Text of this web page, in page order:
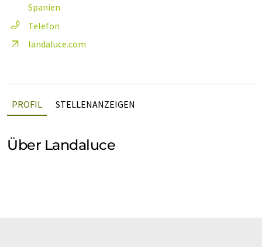
Spanien
Telefon
landaluce.com
PROFIL STELLENANZEIGEN
Über Landaluce